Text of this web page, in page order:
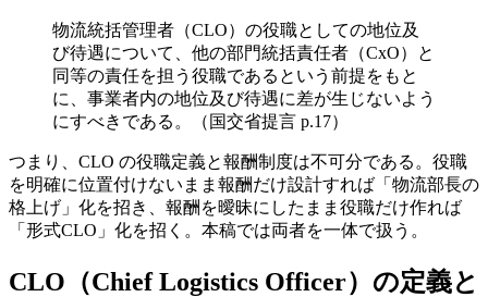
物流統括管理者（CLO）の役職としての地位及
び待遇について、他の部門統括責任者（CxO）と
同等の責任を担う役職であるという前提をもと
に、事業者内の地位及び待遇に差が生じないよう
にすべきである。（国交省提言 p.17）
つまり、CLO の役職定義と報酬制度は不可分である。役職
を明確に位置付けないまま報酬だけ設計すれば「物流部長の
格上げ」化を招き、報酬を曖昧にしたまま役職だけ作れば
「形式CLO」化を招く。本稿では両者を一体で扱う。
CLO（Chief Logistics Officer）の定義と